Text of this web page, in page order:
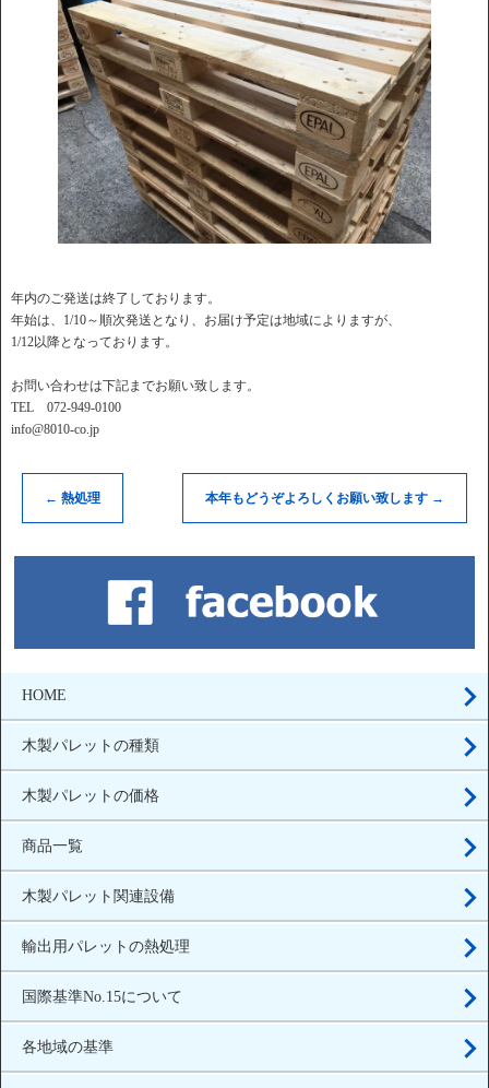
年内のご発送は終了しております。
年始は、1/10～順次発送となり、お届け予定は地域によりますが、
1/12以降となっております。
お問い合わせは下記までお願い致します。
TEL 072-949-0100
info@8010-co.jp
← 熱処理 本年もどうぞよろしくお願い致します →
HOME
木製パレットの種類
木製パレットの価格
商品一覧
木製パレット関連設備
輸出用パレットの熱処理
国際基準No.15について
各地域の基準